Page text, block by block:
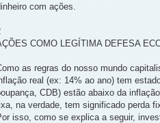
com ações.
COMO LEGÍTIMA DEFESA
as regras do nosso mundo
real (ex: 14% ao ano) tem
CDB) estão abaixo da
na verdade, tem significado perda
isso, como se explica a seguir,